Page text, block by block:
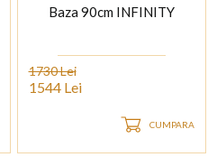
Baza 90cm INFINITY
1730 Lei
1544 Lei
CUMPARA